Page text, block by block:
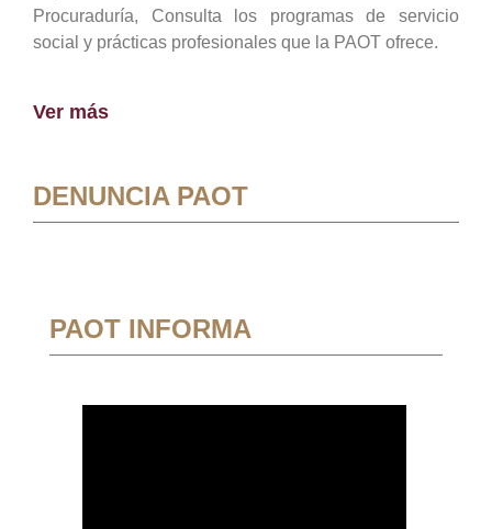
Procuraduría, Consulta los programas de servicio
social y prácticas profesionales que la PAOT ofrece.
Ver más
DENUNCIA PAOT
PAOT INFORMA